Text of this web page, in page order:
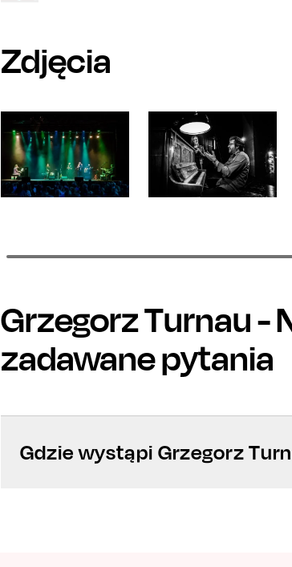
Zdjęcia
Grzegorz Turnau-
zadawane pytania
Gdzie wystąpi Grzegorz